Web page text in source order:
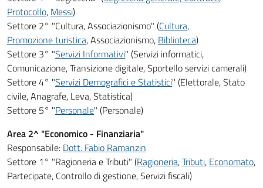
Protocollo, Messi)
Settore 2° "Cultura, Associazionismo" (Cultura,
Promozione turistica, Associazionismo, Biblioteca)
Settore 3° "Servizi Informativi" (Servizi informatici,
Comunicazione, Transizione digitale, Sportello servizi camerali)
Settore 4° "Servizi Demografici e Statistici" (Elettorale, Stato
civile, Anagrafe, Leva, Statistica)
Settore 5° "Personale" (Personale)
Area 2^ "Economico - Finanziaria"
Responsabile: Dott. Fabio Ramanzin
Settore 1° "Ragioneria e Tributi" (Ragioneria,Tributi, Economato,
Partecipate, Controllo di gestione, Servizi fiscali)